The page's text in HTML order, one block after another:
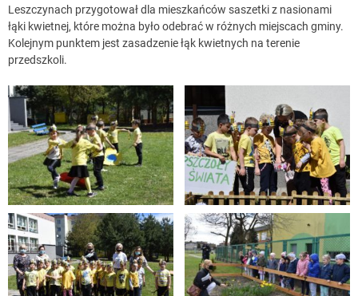
Leszczynach przygotował dla mieszkańców saszetki z nasionami
łąki kwietnej, które można było odebrać w różnych miejscach gminy.
Kolejnym punktem jest zasadzenie łąk kwietnych na terenie
przedszkoli.